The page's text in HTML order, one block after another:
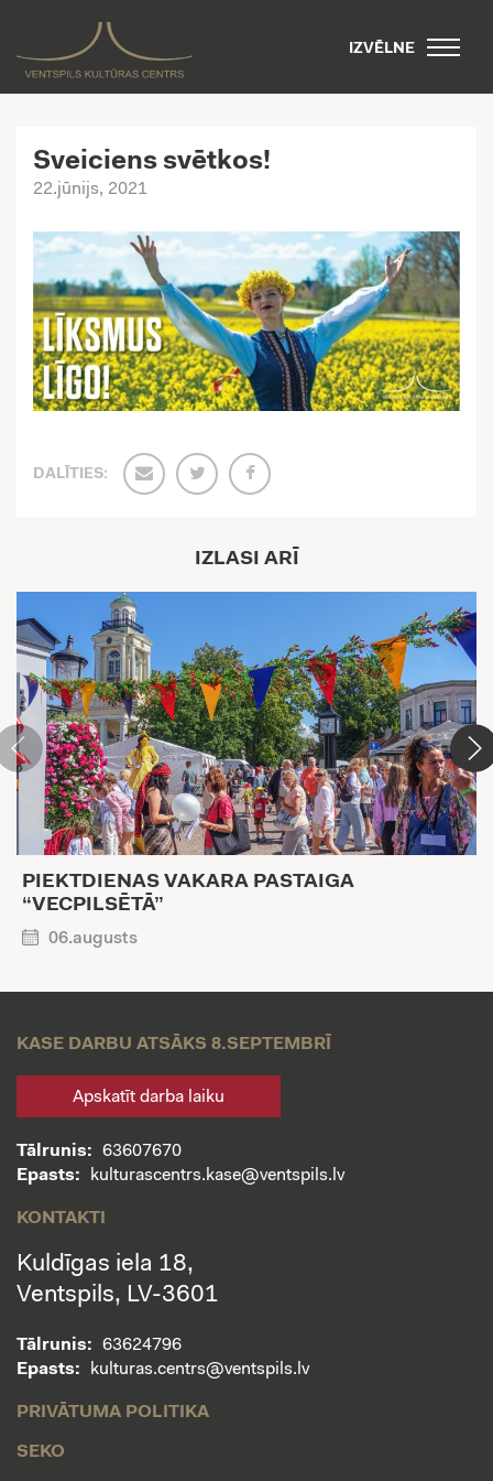
IZVĒLNE
Sveiciens svētkos!
22.jūnijs, 2021
DALĪTIES:
IZLASI ARĪ
PIEKTDIENAS VAKARA PASTAIGA
“VECPILSĒTĀ”
06.augusts
KASE DARBU ATSĀKS 8.SEPTEMBRĪ
Apskatīt darba laiku
Tālrunis:
63607670
Epasts:
kulturascentrs.kase@ventspils.lv
KONTAKTI
Kuldīgas iela 18,
Ventspils, LV-3601
Tālrunis:
63624796
Epasts:
kulturas.centrs@ventspils.lv
PRIVĀTUMA POLITIKA
SEKO